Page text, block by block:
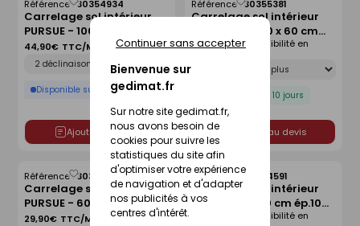
Bienvenue sur
gedimat.fr
Sur notre site gedimat.fr,
nous avons besoin de
cookies pour suivre les
statistiques du site afin
d'optimiser votre expérience
de navigation et d'adapter
nos publicités à vos
centres d'intérêt.
Continuer sans accepter
Carrelage sol intérieur
PURSUE - 100 x 100 cm
ép.10mm - pearl
Référence :30354934
Disponible sur commande
44,90€ TTC/Mètre Carré
Ajouter au devis
Enregistrer
comme
liste
Carrelage sol intérieur
NEOLITICA - 30 x 60 cm
ép.9mm - medea
Référence :30355381
Disponible sous 10 jours
Voir prix et disponibilité en
Ajouter au devis
Enregistrer
comme
Carrelage sol intérieur
PURSUE - 60 x 60 cm
ép.9,5mm - terre
Référence :30354937
29,90€ TTC/Mètre Carré
Enregistrer
comme
liste
Carrelage sol intérieur
MUSE - 60 x 60 cm ép.10
Référence :30284591
Voir prix et disponibilité en
Enregistrer
comme